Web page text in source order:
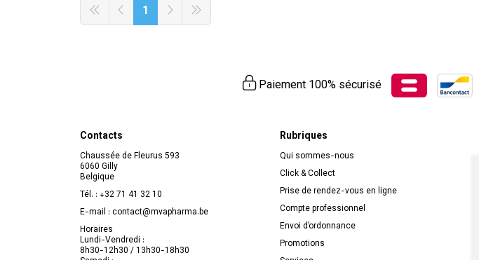
1
Paiement 100% sécurisé
Contacts
Chaussée de Fleurus 593
6060 Gilly
Belgique
Tél. : +32 71 41 32 10
E-mail : contact@mvapharma.be
Horaires
Lundi-Vendredi :
8h30-12h30 / 13h30-18h30
Rubriques
Qui sommes-nous
Click & Collect
Prise de rendez-vous en ligne
Compte professionnel
Envoi d’ordonnance
Promotions